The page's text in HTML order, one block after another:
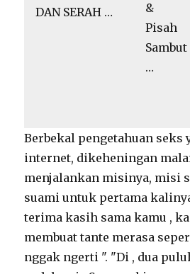
DAN SERAH …
&
Pisah
Sambut
…
Berbekal pengetahuan seks
internet, dikeheningan
menjalankan misinya, misi
suami untuk pertama
terima kasih sama kamu ,
membuat tante merasa
nggak ngerti ". "Di , dua